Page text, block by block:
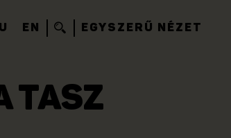
EN EGYSZERŰ NÉZET
TASZ